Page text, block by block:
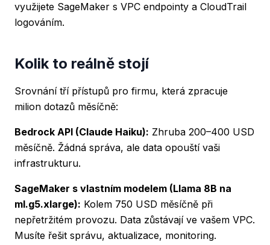
využijete SageMaker s VPC endpointy a CloudTrail
logováním.
Kolik to reálně stojí
Srovnání tří přístupů pro firmu, která zpracuje
milion dotazů měsíčně:
Bedrock API (Claude Haiku): Zhruba 200–400 USD
měsíčně. Žádná správa, ale data opouští vaši
infrastrukturu.
SageMaker s vlastním modelem (Llama 8B na
ml.g5.xlarge): Kolem 750 USD měsíčně při
nepřetržitém provozu. Data zůstávají ve vašem VPC.
Musíte řešit správu, aktualizace, monitoring.